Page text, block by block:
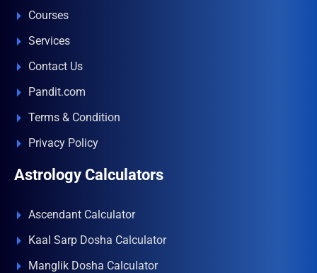
Courses
Services
Contact Us
Pandit.com
Terms & Condition
Privacy Policy
Astrology Calculators
Ascendant Calculator
Kaal Sarp Dosha Calculator
Manglik Dosha Calculator